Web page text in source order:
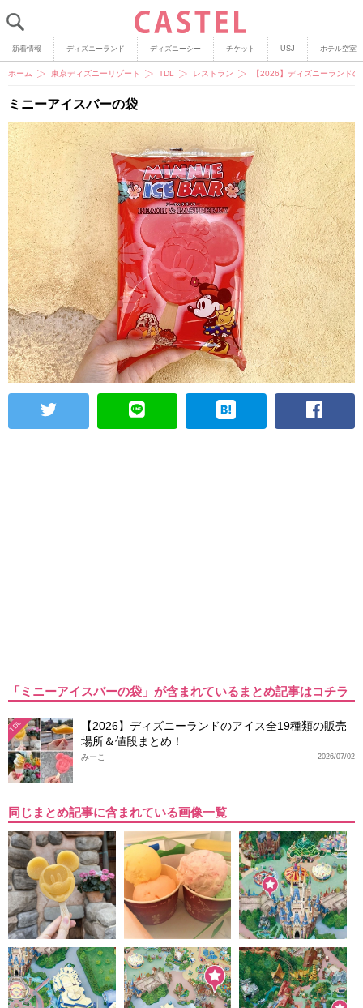
新着情報 ディズニーランド ディズニーシー チケット USJ ホテル空室
ホーム 東京ディズニーリゾート TDL レストラン 【2026】ディズニーランド
ミニーアイスバーの袋
「ミニーアイスバーの袋」が含まれているまとめ記事はコチラ
TDL
【2026】ディズニーランドのアイス全19種類の販売
場所＆値段まとめ！
2026/07/02
みーこ
同じまとめ記事に含まれている画像一覧